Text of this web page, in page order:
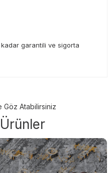
kadar garantili ve sigorta
Göz Atabilirsiniz